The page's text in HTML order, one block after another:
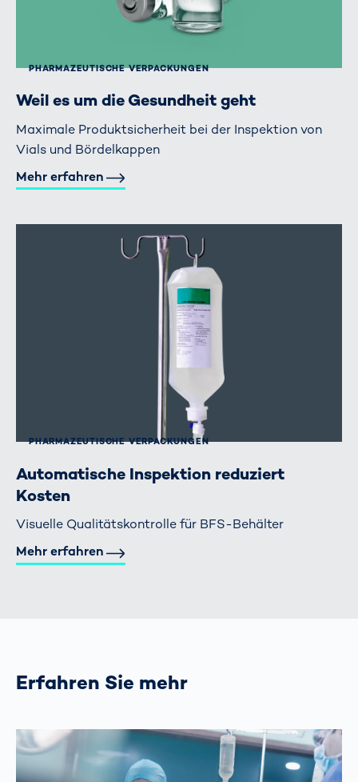
PHARMAZEUTISCHE VERPACKUNGEN
Weil es um die Gesundheit geht
Maximale Produktsicherheit bei der Inspektion von
Vials und Bördelkappen
Mehr erfahren
PHARMAZEUTISCHE VERPACKUNGEN
Automatische Inspektion reduziert
Kosten
Visuelle Qualitätskontrolle für BFS-Behälter
Mehr erfahren
Erfahren Sie mehr